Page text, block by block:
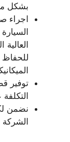
بشكل
اجراء
للحفاظ
توفير
نضمن
الشركة